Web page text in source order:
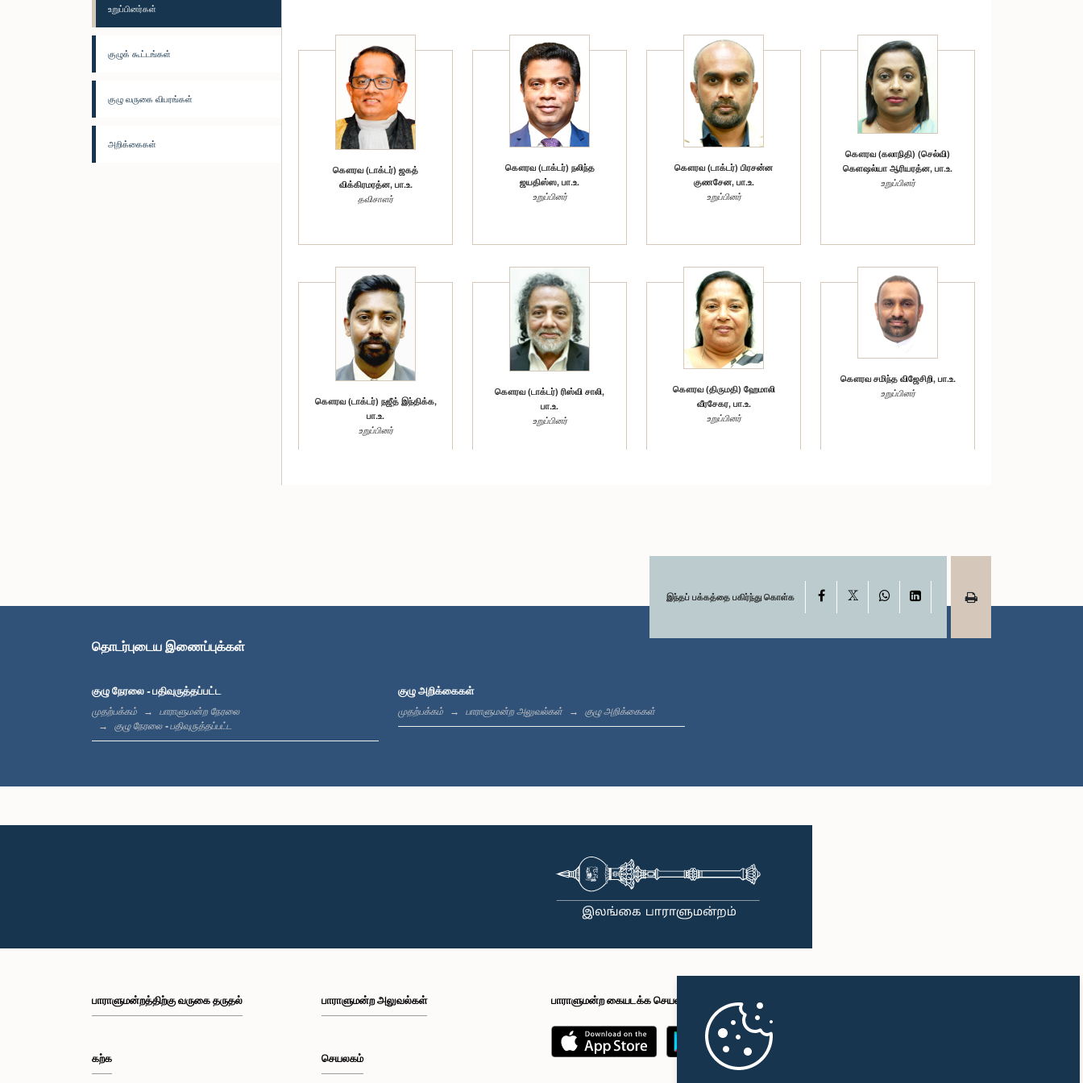
உறுப்பினர்கள்
குழுக் கூட்டங்கள்
குழு வருகை விபரங்கள்
அறிக்கைகள்
கௌரவ (டாக்டர்) ஜகத்
விக்கிரமரத்ன, பா.உ.
தவிசாளர்
கௌரவ (டாக்டர்) நலிந்த
ஜயதிஸ்ஸ, பா.உ.
உறுப்பினர்
கௌரவ (டாக்டர்) பிரசன்ன
குணசேன, பா.உ.
உறுப்பினர்
கௌரவ (கலாநிதி) (செல்வி)
கெளஷல்யா ஆரியரத்ன, பா.உ.
உறுப்பினர்
கௌரவ (டாக்டர்) நஜீத் இந்திக்க,
பா.உ.
உறுப்பினர்
கௌரவ (டாக்டர்) ரிஸ்வி சாலி,
பா.உ.
உறுப்பினர்
கௌரவ (திருமதி) ஹேமாலி
வீரசேகர, பா.உ.
உறுப்பினர்
கௌரவ சமிந்த விஜேசிறி, பா.உ.
உறுப்பினர்
பவானந்தராஜா, பா.உ.
பா.உ.
இந்தப் பக்கத்தை பகிர்ந்து கொள்க Facebook WhatsAppLinkedIn
தொடர்புடைய இணைப்புக்கள்
குழு நேரலை - பதிவுருத்தப்பட்ட
முதற்பக்கம்
பாராளுமன்ற நேரலை
குழு நேரலை - பதிவுருத்தப்பட்ட
குழு அறிக்கைகள்
முதற்பக்கம் பாராளுமன்ற அலுவல்கள் குழு அறிக்கைகள்
பாராளுமன்றத்திற்கு வருகை தருதல்
கற்க
பாராளுமன்ற அலுவல்கள்
செயலகம்
பாராளுமன்ற கையடக்க செயலி